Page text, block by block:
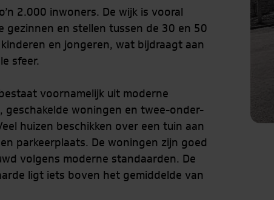
2.000 inwoners. De wijk is vooral
gezinnen en stellen tussen de 30 en 50
en jongeren, wat bijdraagt aan
sfeer.
voornamelijk uit moderne
geschakelde woningen en twee-onder-
huizen beschikken over een tuin aan
parkeerplaats. De woningen zijn goed
volgens moderne standaarden. De
ligt iets boven het gemiddelde van